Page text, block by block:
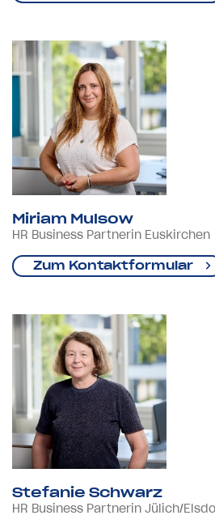
Miriam Mulsow
HR Business Partnerin Euskirchen
Zum Kontaktformular
Stefanie Schwarz
HR Business Partnerin Jülich/